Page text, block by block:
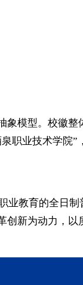
模型。校徽
职业技术学院”
教育的全日
新为动力，